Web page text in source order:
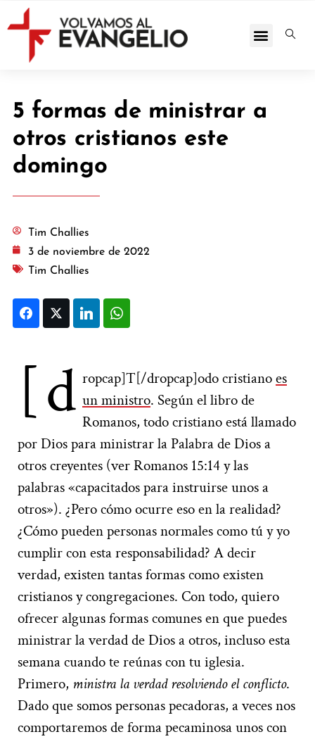
5 formas de ministrar a
otros cristianos este
domingo
Tim Challies
3 de noviembre de 2022
Tim Challies
FacebookTwitter LinkedIn
[d ropcap]T[/dropcap]odo cristianoes
un ministro. Según el libro de
Romanos, todo cristiano está llamado
por Dios para ministrar la Palabra de Dios a
otros creyentes (ver Romanos 15:14 y las
palabras «capacitados para instruirse unos a
otros»). ¿Pero cómo ocurre eso en la realidad?
¿Cómo pueden personas normales como tú y yo
cumplir con esta responsabilidad? A decir
verdad, existen tantas formas como existen
cristianos y congregaciones. Con todo, quiero
ofrecer algunas formas comunes en que puedes
ministrar la verdad de Dios a otros, incluso esta
semana cuando te reúnas con tu iglesia.
Primero, ministra la verdad resolviendo el conflicto.
Dado que somos personas pecadoras, a veces nos
comportaremos de forma pecaminosa unos con